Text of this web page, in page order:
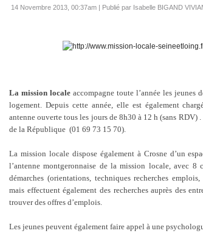
14 Novembre 2013, 00:37am | Publié par Isabelle BIGAND
La mission locale accompagne toute l’année les jeunes
logement. Depuis cette année, elle est également
antenne ouverte tous les jours de 8h30 à 12 h (sans RDV)
de la République (01 69 73 15 70).
La mission locale dispose également à Crosne d’un
l’antenne montgeronnaise de la mission locale, avec 8
démarches (orientations, techniques recherches
mais effectuent également des recherches auprès des
trouver des offres d’emplois.
Les jeunes peuvent également faire appel à une